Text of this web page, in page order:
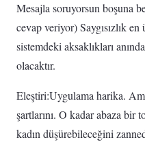
Mesajla soruyorsun boşuna
cevap veriyor) Saygısızlık
sistemdeki aksaklıkları
olacaktır.
Eleştiri:Uygulama harika.
şartlarını. O kadar abaza
kadın düşürebileceğini